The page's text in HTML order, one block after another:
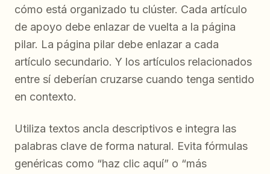
cómo está organizado tu clúster. Cada artículo
de apoyo debe enlazar de vuelta a la página
pilar. La página pilar debe enlazar a cada
artículo secundario. Y los artículos relacionados
entre sí deberían cruzarse cuando tenga sentido
en contexto.
Utiliza textos ancla descriptivos e integra las
palabras clave de forma natural. Evita fórmulas
genéricas como “haz clic aquí” o “más